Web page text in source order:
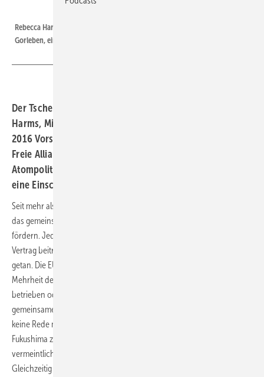
Rebecca Harms war 1977 Mitgründerin der Bürgerinitiative gegen
Gorleben, einer der ersten Anti-AKW-Initiativen in Deutschland.
Der Tschernobyl-GAU liegt 32 Jahre zurück. Rebecca
Harms, Mitglied des Europäischen Parlaments und bis
2016 Vorsitzende der Fraktion Die Grünen/Europäische
Freie Allianz, ist Expertin, wenn es um die europäische
Atompolitik geht. Für ERNEUERBARE ENERGIEN gibt sie
eine Einschätzung der aktuellen Lage.
Seit mehr als 60 Jahren unverändert konstatiert der Euratom-Vertrag
das gemeinsame Ziel der EU, die friedliche Nutzung der Atomkraft zu
fördern. Jedes Land, das der EU beitritt, muss auch dem Euratom-
Vertrag beitreten. Doch vieles hat sich in den letzten sechs Dekaden
getan. Die EU ist deutlich größer geworden und heute hat eine
Mehrheit der EU-Mitglieds­staaten entweder nie Atomkraftwerke
betrieben oder den Atomausstieg beschlossen. Von einem
gemeinsamen Ziel der verstärkten Nutzung der Atomkraft kann also
keine Rede mehr sein. Außerdem gab es in Tschernobyl und
Fukushima zwei Atomkatastrophen, die die Sicht auf diese
vermeintlich saubere Technologie nachhaltig verändert haben.
Gleichzeitig stellen der Boom der Erneuerbaren und deren extreme